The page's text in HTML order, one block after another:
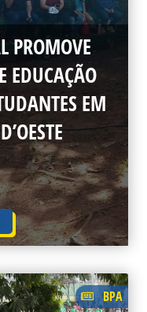
PROMOVE
EDUCAÇÃO
EM
BPA